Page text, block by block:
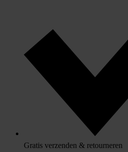
Gratis verzenden & retourneren